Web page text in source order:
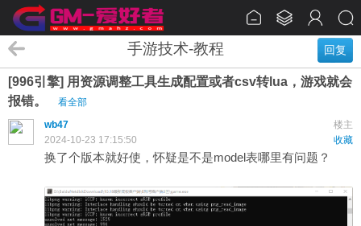
回复
手游技术-教程
[996引擎] 用资源调整工具生成配置或者csv转lua，游戏就会
报错。
看全部
楼主
wb47
收藏
2024-10-23 17:15:50
换了个版本就好使，怀疑是不是model表哪里有问题？